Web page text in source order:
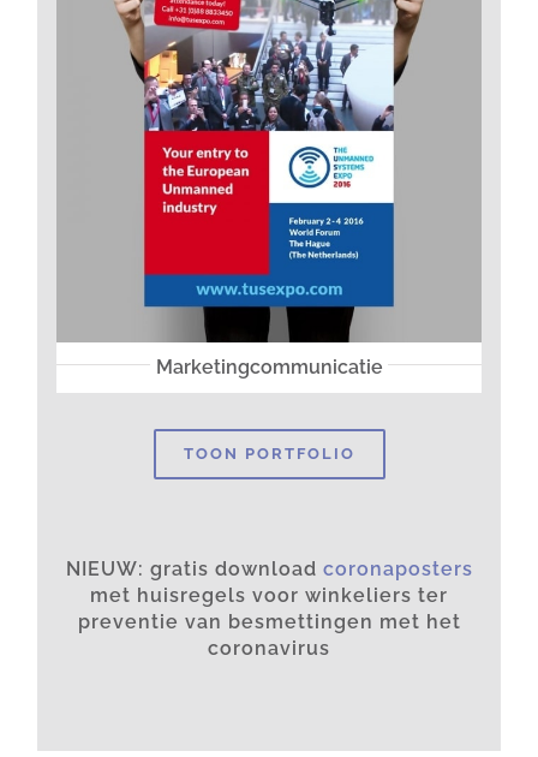
Marketingcommunicatie
TOON PORTFOLIO
NIEUW: gratis download coronaposters
met huisregels voor winkeliers ter
preventie van besmettingen met het
coronavirus